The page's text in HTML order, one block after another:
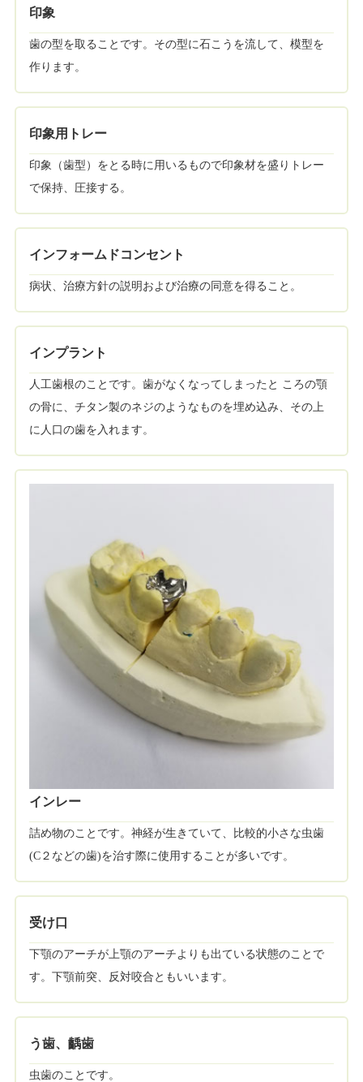
印象
歯の型を取ることです。その型に石こうを流して、模型を
作ります。
印象用トレー
印象（歯型）をとる時に用いるもので印象材を盛りトレー
で保持、圧接する。
インフォームドコンセント
病状、治療方針の説明および治療の同意を得ること。
インプラント
人工歯根のことです。歯がなくなってしまったと ころの顎
の骨に、チタン製のネジのようなものを埋め込み、その上
に人口の歯を入れます。
インレー
詰め物のことです。神経が生きていて、比較的小さな虫歯
(C２などの歯)を治す際に使用することが多いです。
受け口
下顎のアーチが上顎のアーチよりも出ている状態のことで
す。下顎前突、反対咬合ともいいます。
う歯、齲歯
虫歯のことです。